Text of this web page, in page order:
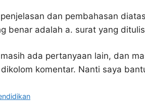
dan pembahasan
benar adalah a. surat yang
ada pertanyaan lain, dan
komentar. Nanti saya